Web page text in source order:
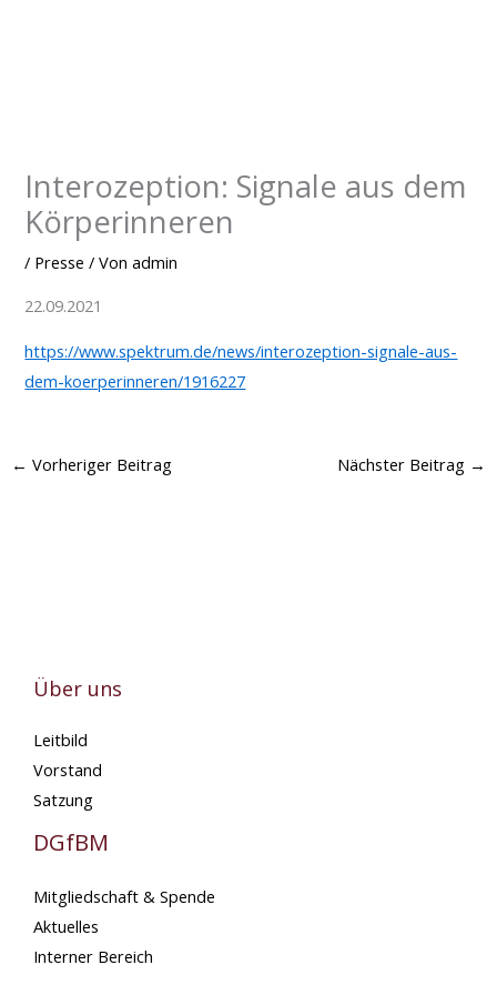
Interozeption: Signale aus dem
Körperinneren
/ Presse / Vonadmin
22.09.2021
https://www.spektrum.de/news/interozeption-signale-aus-
dem-koerperinneren/1916227
← Vorheriger Beitrag Nächster Beitrag →
Über uns
Leitbild
Vorstand
Satzung
DGfBM
Mitgliedschaft & Spende
Aktuelles
Interner Bereich